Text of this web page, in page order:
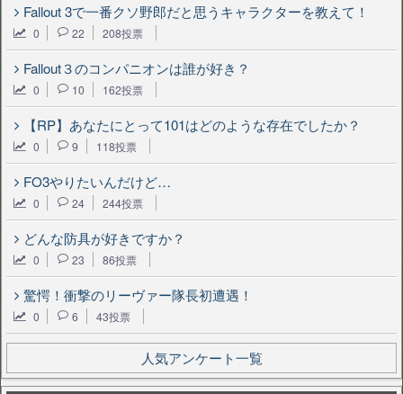
Fallout 3で一番クソ野郎だと思うキャラクターを教えて！
0 22 208投票
Fallout３のコンパニオンは誰が好き？
0 10 162投票
【RP】あなたにとって101はどのような存在でしたか？
0 9 118投票
FO3やりたいんだけど…
0 24 244投票
どんな防具が好きですか？
0 23 86投票
驚愕！衝撃のリーヴァー隊長初遭遇！
0 6 43投票
人気アンケート一覧